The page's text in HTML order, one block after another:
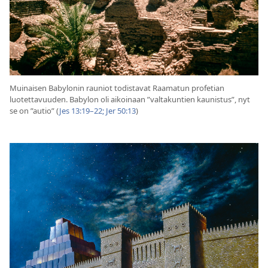
Muinaisen Babylonin rauniot todistavat Raamatun profetian
luotettavuuden. Babylon oli aikoinaan ”valtakuntien kaunistus”, nyt
se on ”autio” (Jes 13:19–22; Jer 50:13)